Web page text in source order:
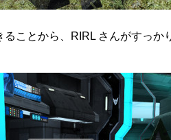
ことから、RIRL さんがすっか